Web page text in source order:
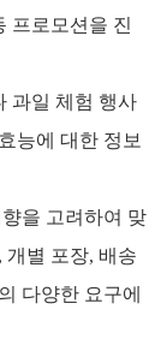
프로모션을 진
과일 체험 행사
능에 대한 정보
을 고려하여 맞
개별 포장, 배송
다양한 요구에